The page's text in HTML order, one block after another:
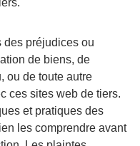
des préjudices ou
de biens, de
ou de toute autre
ces sites web de tiers.
et pratiques des
les comprendre avant